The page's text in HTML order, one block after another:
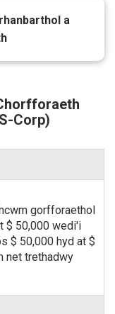
a
Corp)
gorfforaethol
$ 50,000 wedi'i
$ 50,000 hyd at $
net trethadwy